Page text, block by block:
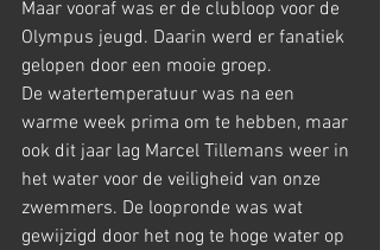
Maar vooraf was er de clubloop voor de
Olympus jeugd. Daarin werd er fanatiek
gelopen door een mooie groep.
De watertemperatuur was na een
warme week prima om te hebben, maar
ook dit jaar lag Marcel Tillemans weer in
het water voor de veiligheid van onze
zwemmers. De loopronde was wat
gewijzigd door het nog te hoge water op